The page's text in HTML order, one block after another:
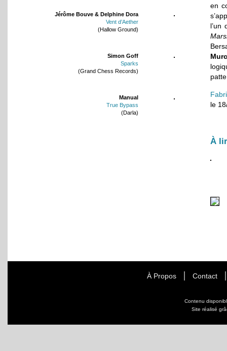
Jérôme Bouve & Delphine Dora
Vent d’Aether
(Hallow Ground)
Simon Goff
Sparks
(Grand Chess Records)
Manual
True Bypass
(Darla)
en
l’un
le
À
À Propos Contact
Contenu
Site réalisé